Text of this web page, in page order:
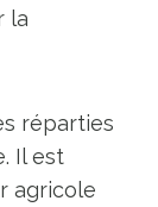
la
réparties
Il est
agricole